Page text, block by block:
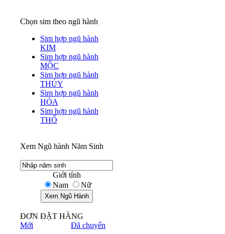
Chọn sim theo ngũ hành
Sim hợp ngũ hành
KIM
Sim hợp ngũ hành
MỘC
Sim hợp ngũ hành
THỦY
Sim hợp ngũ hành
HỎA
Sim hợp ngũ hành
THỔ
Xem Ngũ hành Năm Sinh
Giới tính
Nam
Nữ
ĐƠN ĐẶT HÀNG
Mới
Đã chuyển